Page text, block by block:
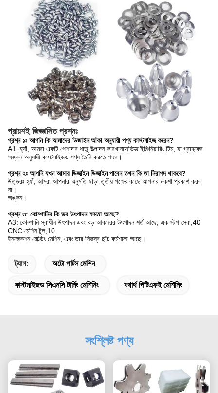
প্রায়শই জিজ্ঞাসিত প্রশ্নঃ
প্রশ্ন ১ঃ আপনি কি আমাদের ডিজাইন আঁকা অনুযায়ী পণ্য কাস্টমাইজ করেন?
A1: হ্যাঁ, আমরা একটি পেশাদার ধাতু উত্পাদন কারখানাঅভিজ্ঞ ইঞ্জিনিয়ারিং টিম, যা গ্রাহকের
অঙ্কন অনুযায়ী কাস্টমাইজড পণ্য তৈরি করতে পারে।
প্রশ্ন ২ঃ আপনি যখন আমার ডিজাইন ডিজাইন পাবেন তখন কি তা নিরাপদ থাকবে?
উত্তরঃ হ্যাঁ, আমরা আপনার অনুমতি ছাড়া তৃতীয় পক্ষের কাছে আপনার নকশা প্রকাশ করব
না।
অঙ্কন।
প্রশ্ন ৩: কোম্পানির কি ভর উৎপাদন ক্ষমতা আছে?
A3: কোম্পানি স্বাধীন উৎপাদন এবং বড় আকারের উৎপাদন শর্ত আছে, এক স্টপ সেবা,40
CNC মেশিন টুল,10
ইনজেকশন মোল্ডিং মেশিন, এবং তার নিজস্ব ছাঁচ কর্মশালা আছে।
ট্যাগ: অটো পার্টস মেশিন
কাস্টমাইজড সিএনসি টার্নিং মেশিনিং যথার্থ পিটিএফই মেশিনিং
সংশ্লিষ্ট পণ্য